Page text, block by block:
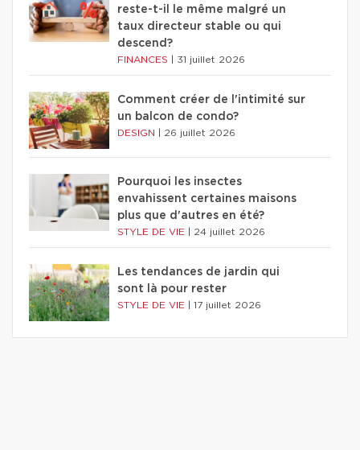
reste-t-il le même malgré un
taux directeur stable ou qui
descend?
FINANCES 31 juillet 2026
Comment créer de l'intimité sur
un balcon de condo?
DESIGN 26 juillet 2026
Pourquoi les insectes
envahissent certaines maisons
plus que d'autres en été?
STYLE DE VIE 24 juillet 2026
Les tendances de jardin qui
sont là pour rester
STYLE DE VIE 17 juillet 2026